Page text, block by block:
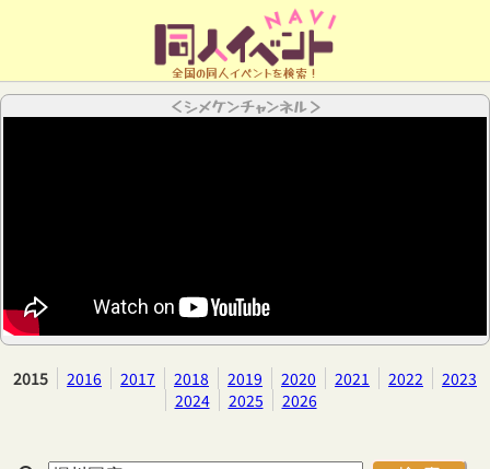
全国の同人イベントを検索！
＜シメケンチャンネル＞
2015 2016 2017 2018 2019 2020 2021 2022
2023
2024
2025 2026